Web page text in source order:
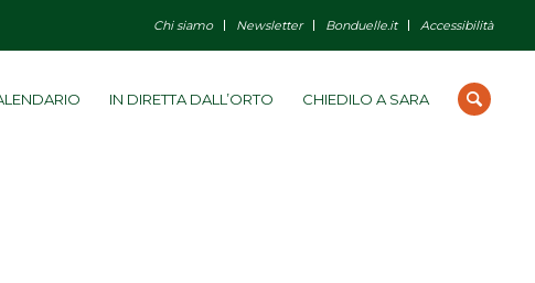
Chi siamo Newsletter Bonduelle.it Accessibilità
IN DIRETTA DALL’ORTO CHIEDILO A SARA